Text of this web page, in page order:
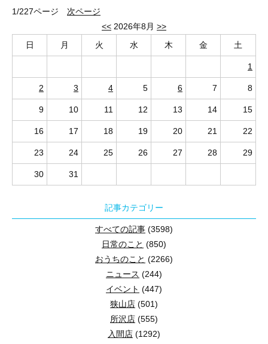
<< 2026年8月 >>
日
月 火 水 木 金 土
1
2 3 4 5 6 7 8
9 10 11 12 13 14 15
16 17 18 19 20 21 22
23 24 25 26 27 28 29
30 31
記事カテゴリー
すべての記事 (3598)
日常のこと (850)
おうちのこと (2266)
ニュース (244)
イベント (447)
狭山店 (501)
所沢店 (555)
入間店 (1292)
寝る場所から離す
ベッドや布団の頭側、枕元、ソファの背後には、背の高
展示物を固定する前に、棚を壁の下地などへ適切に固
重心を低くする
大型フィギュア、画集、円盤、収納箱など重い物を下段
落下範囲を想定する
棚が倒れなくても、中のグッズや扉が飛び出す場合が
コレクションを取りに戻らないことも重要です。
地震発生時は、グッズや棚を手で押さえず、まず姿勢
推し活スペースをつくりやすい住まいを探しませんか？
長期不在の防犯は「留守に見せない・入り
旅行中の空き巣対策では、留守を悟られにくくし、
郵便物や宅配物をためず、長期不在の兆候を減らす
玄関、窓、勝手口などの侵入経路を一つずつ確認す
照明や見守り機器は、旅行前に動作と操作方法を確
旅行日程や不在情報を不特定多数に伝えない
データで見る住宅の侵入被害と、旅行前に優
対策を並べる前に、住宅への侵入がどのような形で
住宅で発生した侵入窃盗のうち、留守中を狙う「
住宅レジリエンスとは、災害などの負荷に対して被害
復旧しやすい家とは、被害が生じた場合でも損傷範囲
復旧に時間がかかりやすい家とは、被害の確認が難し
災害後の復旧しやすさを見極める判断基準
土地条件と排水
敷地の高低差、周囲からの水の流れ、雨水の排水経
構造と外部からの被害への備え
地震、強風、飛来物、雨水など、想定する災害に応
設備の配置と代替手段
窓の位置と外からの視線を確認する
収納量だけでなく出し入れのしやすさを見る
建物、外構、周辺環境を一続きで確認する
新築戸建の「見学」と「内覧」の基本
新築戸建の見学・内覧は、販売資料の情報を現地で確
「見学」とは、購入候補となる住宅を現地で確認する
完成済みの新築戸建では、実際の部屋の広さや階段の
主食だけでなく、たんぱく質や野菜を補える食品を
飲料水とカセットコンロなどの熱源を食品とは別
期限の近いものから食べ、使った分を買い足す
普通の食品を防災備蓄にする基本
普通の食品を防災備蓄にする基本は、日常で食べる常
非常食とは、災害などで普段どおりの調理や買い物が
ローリングストックとは、普段の食品を少し多めに買
農林水産省の食品ストックガイドでは、食品の家庭備
農林水産省「災害時に備えた食品ストックガイ
大きな地震では、建物の損傷だけでなく、家具や家電の
この記事では、狭山市が公開している家庭内の安全対策
目次
3つの基本対策 危険な家具の位置
寝室の家具配置 家具の固定方法
部屋別の対策 内見の確認ポイント
チェックリスト 関連記事
よくある質問 参考・出典 監修
家具の下敷きにならないための3つの基本対
4人家族の1週間分を具体的に計算
1週間分の備蓄例
注文住宅・新築戸建の防災収納
よくある質問
まとめ
結論として、4人家族が1日3食を7日間食べる場合、
向いている人：家族4人の備蓄を数量から整理した
確認したいこと：年齢、食事量、アレルギー、持
迷う場合の判断軸：普段食べている食品を何日分
地震が起きたら、最初に何をすればよいです
結論として、地震発生時は移動や火の始末よりも、
向いている行動：
その場の近くにある安全な空間
確認したいこと：
家具、照明、ガラス、家電など
迷う場合の判断軸：
強い揺れの中で移動する危険
地震時は「身を守る・状況を確認する・必要
地震発生時にとるべき行動は、まず頭と体を守り、
揺れている最中は、遠くへ移動せず身近な安全空間
揺れが収まったら、けが・火元・出口・建物周辺
火災や倒壊などの危険がある場合は、安全な経路
日頃から家具固定、備蓄、連絡方法、避難経路を整
災害や設備トラブルで断水すると、飲み水だけでなく
戸建てでは、既存便器に取り付ける災害用トイレの備
断水時のトイレはどうすればよいですか？
結論として、給水と排水の安全が確認できるまでは
向いている人：自宅避難を想定し、家族分のトイ
確認したいこと：
断水時は災害用トイレを先に使える状態にし
断水時のトイレ対策は、水を流す方法を探すより、
既存便器に取り付ける袋と凝固剤を、取り出しや
変形地でも、敷地の形に合わせて建物配置や生活動
変形地でも暮らしやすい家は建てら
土地を探していると、三角形や台形、旗竿状など、四
変形地は、敷地の特徴と希望する暮らし方が合えば、
変形地でも暮らしやすい家を建てられますか
結論として、変形地でも、敷地の広い部分と細い部
向いている人：敷地の個性を生かしながら、間取
確認したいこと：接道、境界、建物配置、採光、
迷う場合の判断軸： 希望する生活動線を無理なく
1/227ページ 次ページ